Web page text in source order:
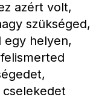
azért volt,
szükséged,
egy helyen,
cselekedet